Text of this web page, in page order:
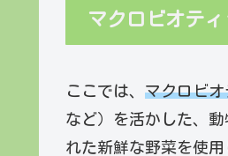
マクロビオテ
ここでは、 マクロビ
など）を活かした、
れた新鮮な野菜を使